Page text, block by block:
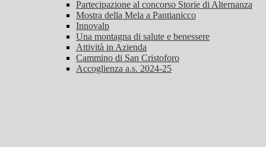
Partecipazione al concorso Storie di Alternanza
Mostra della Mela a Pantianicco
Innovalp
Una montagna di salute e benessere
Attività in Azienda
Cammino di San Cristoforo
Accoglienza a.s. 2024-25